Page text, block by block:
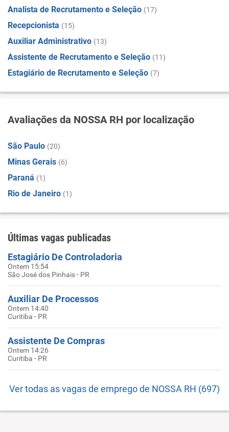
Analista de Recrutamento e Seleção (17)
Recepcionista (15)
Auxiliar Administrativo (13)
Assistente de Recrutamento e Seleção (11)
Estagiário de Recrutamento e Seleção (7)
Avaliações da NOSSA RH por localização
São Paulo (20)
Minas Gerais (6)
Paraná (1)
Rio de Janeiro (1)
Últimas vagas publicadas
Estagiário De Controladoria
Ontem 15:54
São José dos Pinhais - PR
Auxiliar De Processos
Ontem 14:40
Curitiba - PR
Assistente De Compras
Ontem 14:26
Curitiba - PR
Ver todas as vagas de emprego de NOSSA RH (697)